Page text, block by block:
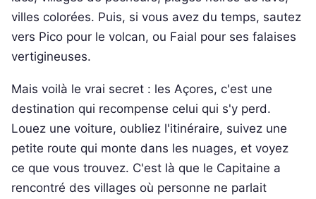
villes colorées. Puis, si vous avez du temps, sautez
vers Pico pour le volcan, ou Faial pour ses falaises
vertigineuses.
Mais voilà le vrai secret : les Açores, c'est une
destination qui recompense celui qui s'y perd.
Louez une voiture, oubliez l'itinéraire, suivez une
petite route qui monte dans les nuages, et voyez
ce que vous trouvez. C'est là que le Capitaine a
rencontré des villages où personne ne parlait